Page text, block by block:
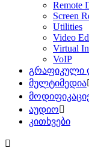
Remote
Screen
Utilities
Video
Virtual
VoIP
გრაფიკული
მულტიმედია
აუდიო
კითხვები